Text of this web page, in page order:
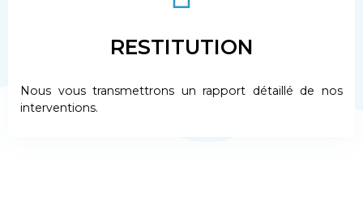
RESTITUTION
Nous vous transmettrons un rapport détaillé de nos
interventions.